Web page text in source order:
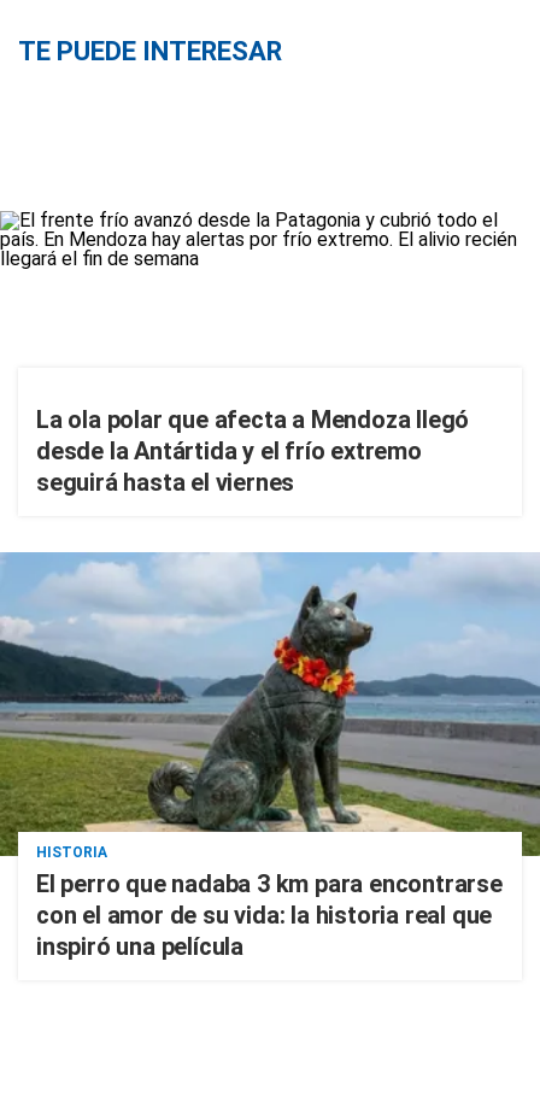
TE PUEDE INTERESAR
La ola polar que afecta a Mendoza llegó
desde la Antártida y el frío extremo
seguirá hasta el viernes
HISTORIA
El perro que nadaba 3 km para encontrarse
con el amor de su vida: la historia real que
inspiró una película